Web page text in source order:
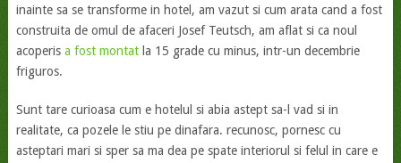
inainte sa se transforme in hotel, am vazut si cum arata cand a fost
construita de omul de afaceri Josef Teutsch, am aflat si ca noul
acoperis a fost montatla 15 grade cu minus, intr-un decembrie
friguros.
Sunt tare curioasa cum e hotelul si abia astept sa-l vad si in
realitate, ca pozele le stiu pe dinafara. recunosc, pornesc cu
asteptari mari si sper sa ma dea pe spate interiorul si felul in care e